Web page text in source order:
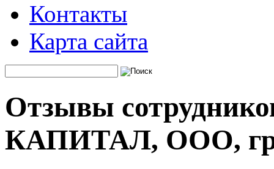
Контакты
Карта сайта
Отзывы
КАПИТАЛ, ООО,